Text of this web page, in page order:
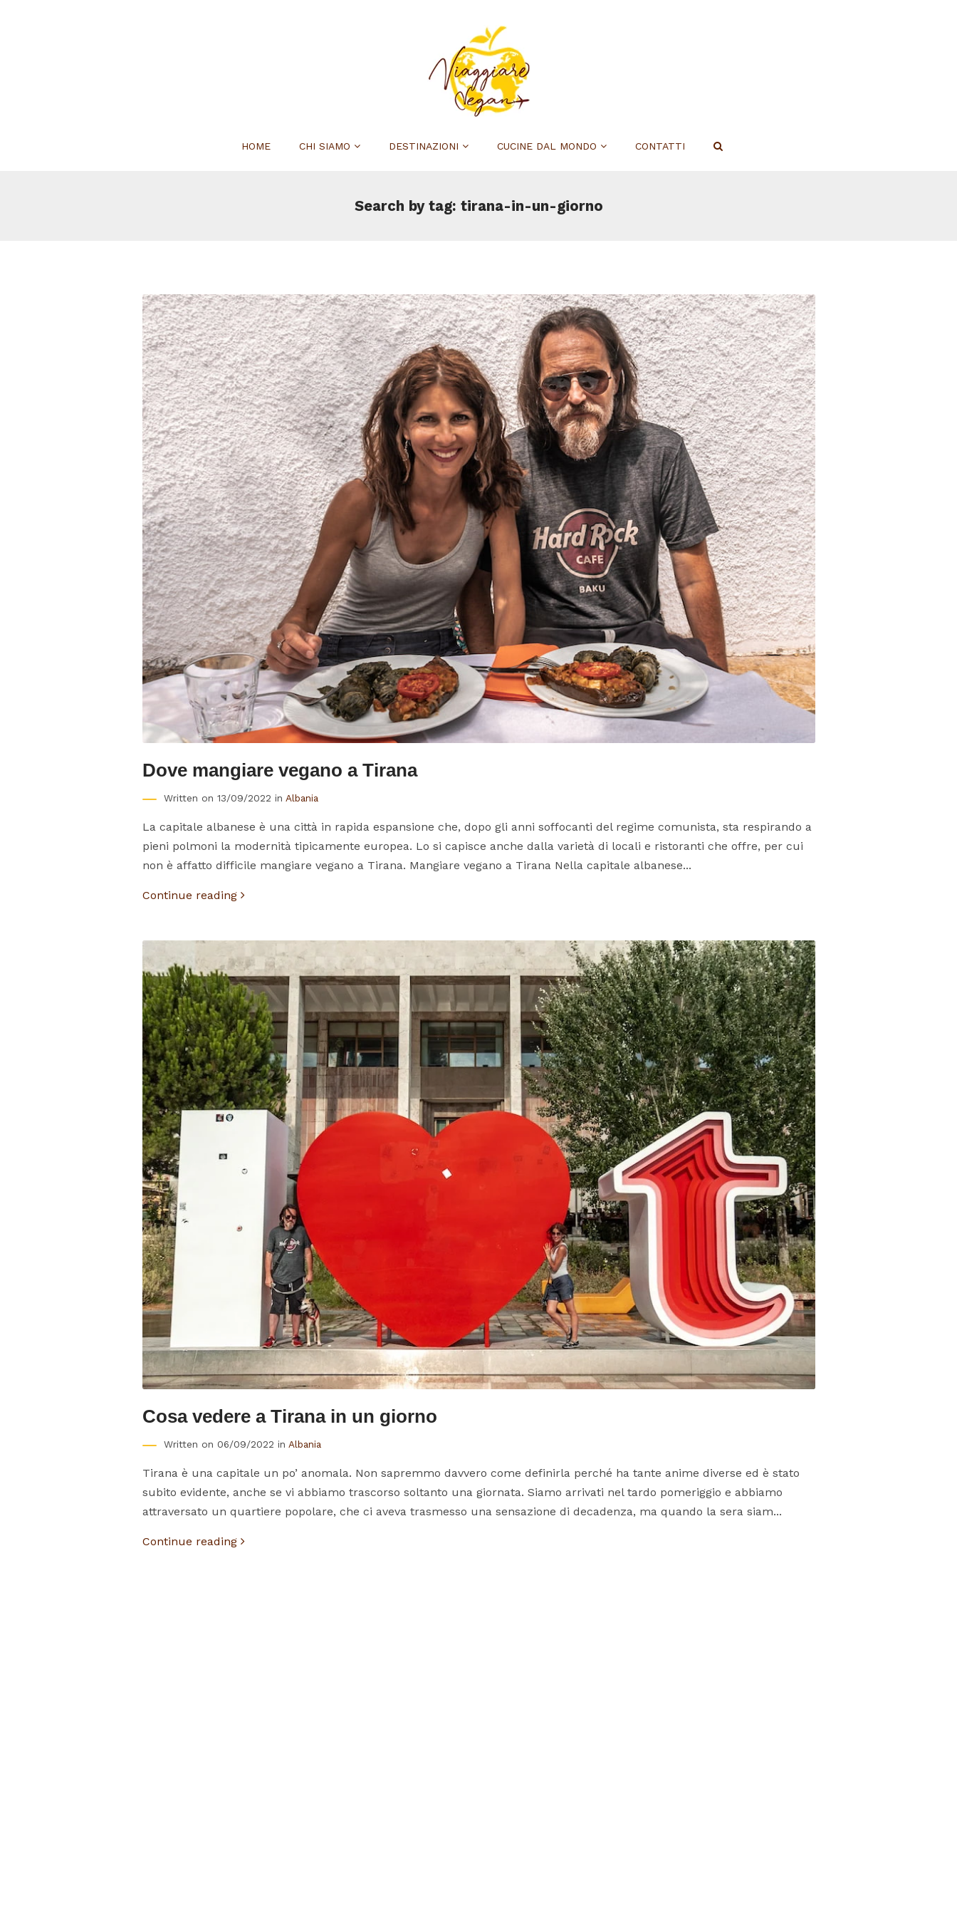
HOME CHI SIAMO DESTINAZIONI CUCINE DAL MONDO CONTATTI
Search by tag: tirana-in-un-giorno
Dove mangiare vegano a Tirana
Written on 13/09/2022 in Albania
La capitale albanese è una città in rapida espansione che, dopo gli anni soffocanti del regime comunista, sta respirando a
pieni polmoni la modernità tipicamente europea. Lo si capisce anche dalla varietà di locali e ristoranti che offre, per cui
non è affatto difficile mangiare vegano a Tirana. Mangiare vegano a Tirana Nella capitale albanese...
Continue reading
Cosa vedere a Tirana in un giorno
Written on 06/09/2022 in Albania
Tirana è una capitale un po’ anomala. Non sapremmo davvero come definirla perché ha tante anime diverse ed è stato
subito evidente, anche se vi abbiamo trascorso soltanto una giornata. Siamo arrivati nel tardo pomeriggio e abbiamo
attraversato un quartiere popolare, che ci aveva trasmesso una sensazione di decadenza, ma quando la sera siam...
Continue reading